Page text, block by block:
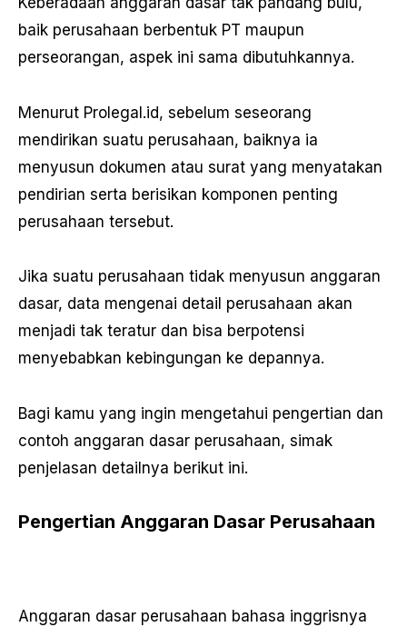
baik perusahaan berbentuk PT maupun
perseorangan, aspek ini sama dibutuhkannya.
Menurut Prolegal.id, sebelum seseorang
mendirikan suatu perusahaan, baiknya ia
menyusun dokumen atau surat yang menyatakan
pendirian serta berisikan komponen penting
perusahaan tersebut.
Jika suatu perusahaan tidak menyusun anggaran
dasar, data mengenai detail perusahaan akan
menjadi tak teratur dan bisa berpotensi
menyebabkan kebingungan ke depannya.
Bagi kamu yang ingin mengetahui pengertian dan
contoh anggaran dasar perusahaan, simak
penjelasan detailnya berikut ini.
Pengertian Anggaran Dasar Perusahaan
Anggaran dasar perusahaan bahasa inggrisnya